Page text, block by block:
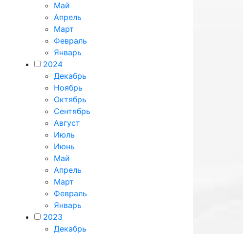
Май
Апрель
Март
Февраль
Январь
2024
Декабрь
Ноябрь
Октябрь
Сентябрь
Август
Июль
Июнь
Май
Апрель
Март
Февраль
Январь
2023
Декабрь